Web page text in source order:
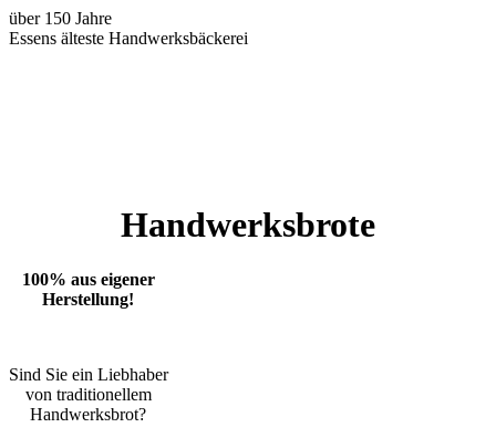
über 150 Jahre
Essens älteste Handwerksbäckerei
Handwerksbrote
100% aus eigener
Herstellung!
Sind Sie ein Liebhaber
von traditionellem
Handwerksbrot?